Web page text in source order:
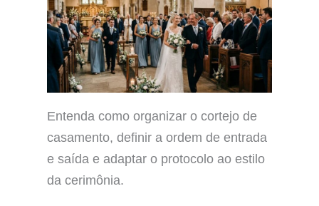
Entenda como organizar o cortejo de
casamento, definir a ordem de entrada
e saída e adaptar o protocolo ao estilo
da cerimônia.